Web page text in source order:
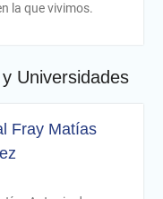
la que vivimos.
Universidades
Fray Matías